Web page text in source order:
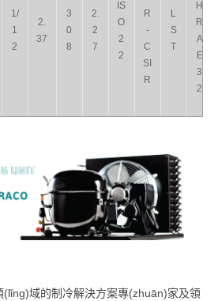
1/
1
2
2.
37
3
0
8
2.
2
7
IS
O
2
2
R
-
C
SI
R
L
S
T
H
R
A
E
3
2
(lǐng)域的制冷解決方案專(zhuān)家及領